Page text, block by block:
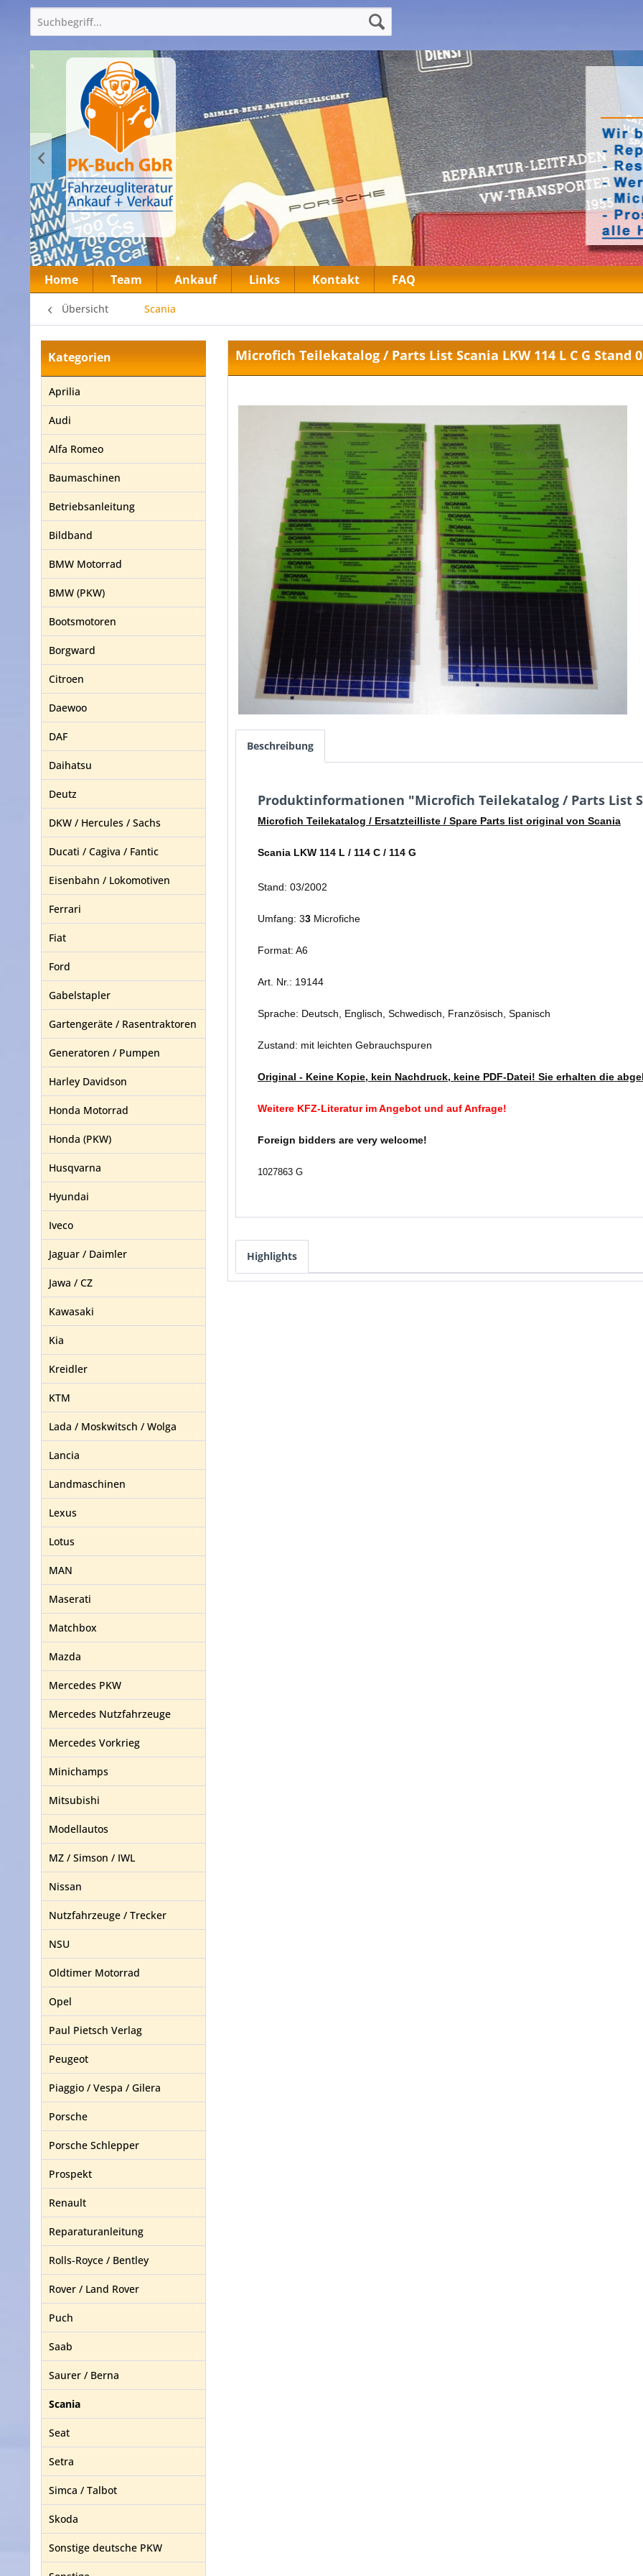
Home Team Ankauf Links Kontakt FAQ
Übersicht Scania
Kategorien
Aprilia
Audi
Alfa Romeo
Baumaschinen
Betriebsanleitung
Bildband
BMW Motorrad
BMW (PKW)
Bootsmotoren
Borgward
Citroen
Daewoo
DAF
Daihatsu
Deutz
DKW / Hercules / Sachs
Ducati / Cagiva / Fantic
Eisenbahn / Lokomotiven
Ferrari
Fiat
Ford
Gabelstapler
Gartengeräte / Rasentraktoren
Generatoren / Pumpen
Harley Davidson
Honda Motorrad
Honda (PKW)
Husqvarna
Hyundai
Iveco
Jaguar / Daimler
Jawa / CZ
Kawasaki
Kia
Kreidler
KTM
Lada / Moskwitsch / Wolga
Lancia
Landmaschinen
Lexus
Lotus
MAN
Maserati
Matchbox
Mazda
Mercedes PKW
Mercedes Nutzfahrzeuge
Mercedes Vorkrieg
Minichamps
Mitsubishi
Modellautos
MZ / Simson / IWL
Nissan
Nutzfahrzeuge / Trecker
NSU
Oldtimer Motorrad
Opel
Paul Pietsch Verlag
Peugeot
Piaggio / Vespa / Gilera
Porsche
Porsche Schlepper
Prospekt
Renault
Reparaturanleitung
Rolls-Royce / Bentley
Rover / Land Rover
Puch
Saab
Saurer / Berna
Scania
Seat
Setra
Simca / Talbot
Skoda
Sonstige deutsche PKW
Microfich Teilekatalog / Parts List Scania LKW 114 L C G Stand
Beschreibung
Produktinformationen "Microfich Teilekatalog / Parts List
Microfich Teilekatalog / Ersatzteilliste / Spare Parts list original von Scania
Scania LKW 114 L / 114 C / 114 G
Stand: 03/2002
Umfang: 33 Microfiche
Format: A6
Art. Nr.: 19144
Sprache: Deutsch, Englisch, Schwedisch, Französisch, Spanisch
Zustand: mit leichten Gebrauchspuren
Original - Keine Kopie, kein Nachdruck, keine PDF-Datei! Sie erhalten die
Weitere KFZ-Literatur im Angebot und auf Anfrage!
Foreign bidders are very welcome!
1027863 G
Highlights